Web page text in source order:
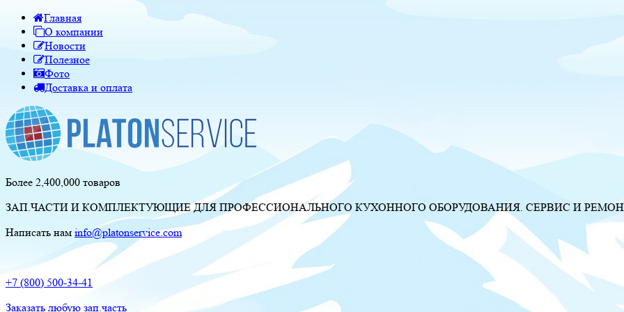
Главная
О компании
Новости
Полезное
Фото
Доставка и оплата
Более 2,400,000 товаров
ЗАП.ЧАСТИ И КОМПЛЕКТУЮЩИЕ ДЛЯ ПРОФЕССИОНАЛЬНОГО КУХОННОГО ОБОРУДОВАНИЯ. СЕРВИС И
Написать нам info@platonservice.com
+7 (800) 500-34-41
Заказать любую зап.часть